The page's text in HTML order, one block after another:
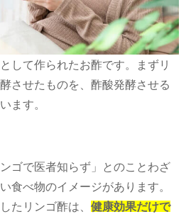
して作られたお酢です。まずリ
させたものを、酢酸発酵させる
ます。
ゴで医者知らず」とのことわざ
食べ物のイメージがあります。
たリンゴ酢は、 健康効果だけで